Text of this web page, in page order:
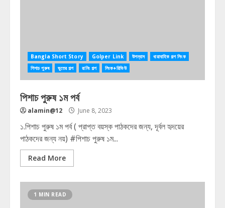
Bangla Short Story Golper Link উপন্যাস
ধারাবাহিক গল্প লিংক
পিশাচ পুরুষ
ভুতের গল্প রানিং গল্প লিংক+রিভিউ
পিশাচ পুরুষ ১ম পর্ব
alamin@12 June 8, 2023
১.পিশাচ পুরুষ ১ম পর্ব ( প্রাপ্ত বয়স্ক পাঠকদের জন্য, দূর্বল হৃদয়ের
পাঠকদের জন্য নয়) #পিশাচ পুরুষ ১ম...
Read More
1 MIN READ